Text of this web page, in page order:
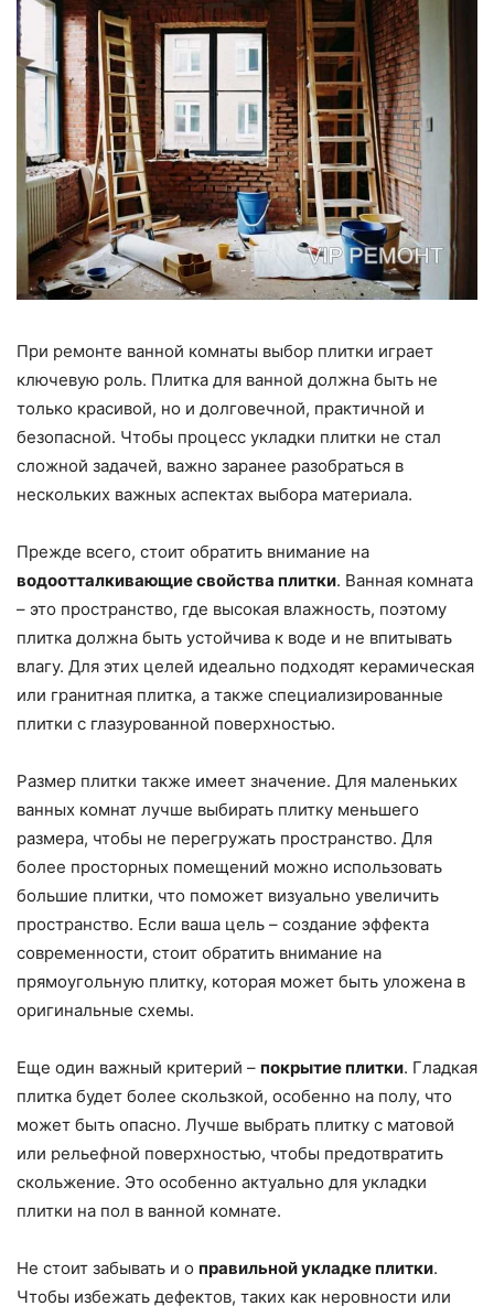
При ремонте ванной комнаты выбор плитки играет
ключевую роль. Плитка для ванной должна быть не
только красивой, но и долговечной, практичной и
безопасной. Чтобы процесс укладки плитки не стал
сложной задачей, важно заранее разобраться в
нескольких важных аспектах выбора материала.
Прежде всего, стоит обратить внимание на
водоотталкивающие свойства плитки. Ванная комната
– это пространство, где высокая влажность, поэтому
плитка должна быть устойчива к воде и не впитывать
влагу. Для этих целей идеально подходят керамическая
или гранитная плитка, а также специализированные
плитки с глазурованной поверхностью.
Размер плитки также имеет значение. Для маленьких
ванных комнат лучше выбирать плитку меньшего
размера, чтобы не перегружать пространство. Для
более просторных помещений можно использовать
большие плитки, что поможет визуально увеличить
пространство. Если ваша цель – создание эффекта
современности, стоит обратить внимание на
прямоугольную плитку, которая может быть уложена в
оригинальные схемы.
Еще один важный критерий – покрытие плитки. Гладкая
плитка будет более скользкой, особенно на полу, что
может быть опасно. Лучше выбрать плитку с матовой
или рельефной поверхностью, чтобы предотвратить
скольжение. Это особенно актуально для укладки
плитки на пол в ванной комнате.
Не стоит забывать и о правильной укладке плитки.
Чтобы избежать дефектов, таких как неровности или